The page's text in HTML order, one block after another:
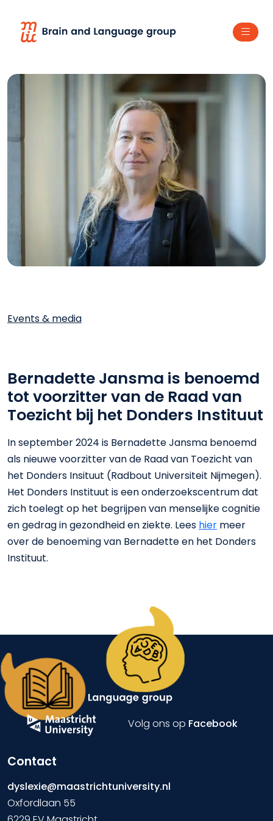
Events & media
Bernadette Jansma is benoemd
tot voorzitter van de Raad van
Toezicht bij het Donders Instituut
In september 2024 is Bernadette Jansma benoemd
als nieuwe voorzitter van de Raad van Toezicht van
het Donders Insituut (Radbout Universiteit Nijmegen).
Het Donders Instituut is een onderzoekscentrum dat
zich toelegt op het begrijpen van menselijke cognitie
en gedrag in gezondheid en ziekte. Lees hier meer
over de benoeming van Bernadette en het Donders
Instituut.
Volg ons op Facebook
Contact
dyslexie@maastrichtuniversity.nl
Oxfordlaan 55